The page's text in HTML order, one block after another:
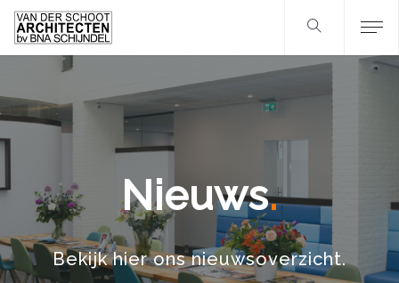
Nieuws
Bekijk hier ons nieuwsoverzicht.